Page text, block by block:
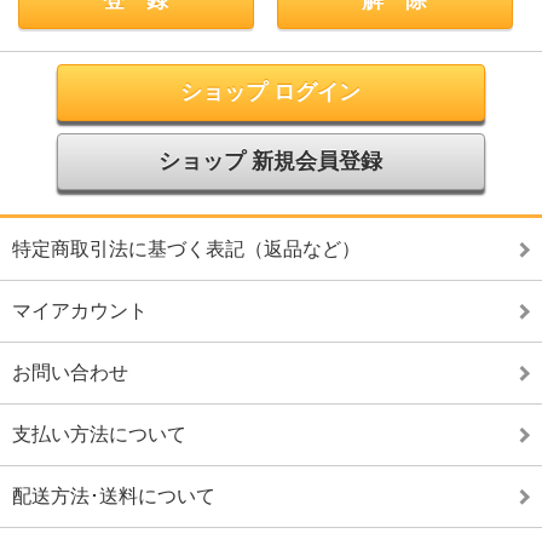
ショップ ログイン
ショップ 新規会員登録
特定商取引法に基づく表記（返品など）
マイアカウント
お問い合わせ
支払い方法について
配送方法･送料について